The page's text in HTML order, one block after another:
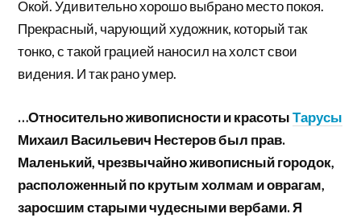
Окой. Удивительно хорошо выбрано место покоя.
Прекрасный, чарующий художник, который так
тонко, с такой грацией наносил на холст свои
видения. И так рано умер.
…Относительно живописности и красотыТарусы
Михаил Васильевич Нестеров был прав.
Маленький, чрезвычайно живописный городок,
расположенный по крутым холмам и оврагам,
заросшим старыми чудесными вербами. Я